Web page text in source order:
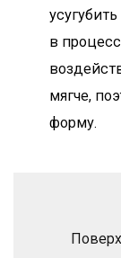
в
мягче,
форму.